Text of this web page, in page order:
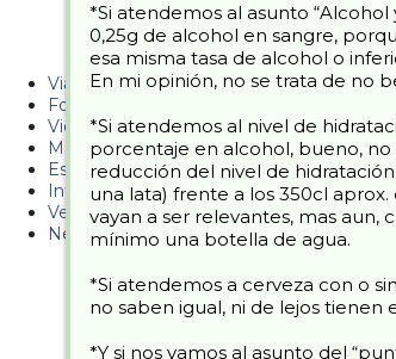
PUCAF - Blog
Esquiaryviajar.com
Viajes
Fotos
Videos
Material
Esquí Pro
Infonieve
Verano
Nevalog
*Si atendemos al asunto
0,25g de alcohol en sangre,
esa misma tasa de alcohol o
En mi opinión, no se trata de no
*Si atendemos al nivel de
porcentaje en alcohol, bueno,
reducción del nivel de
una lata) frente a los 350cl
vayan a ser relevantes, mas
mínimo una botella de agua.
*Si atendemos a cerveza con o
no saben igual, ni de lejos tienen
*Y si nos vamos al asunto del